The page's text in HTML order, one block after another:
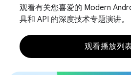
观看有关您喜爱的 Modern
具和 API 的深度技术专题演讲。
观看播放列